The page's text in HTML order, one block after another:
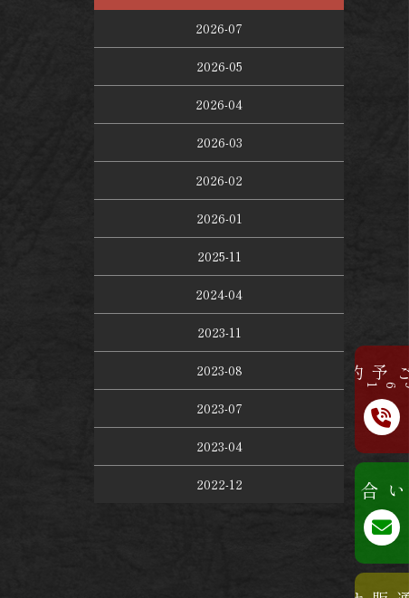
2026-07
2026-05
2026-04
2026-03
2026-02
2026-01
2025-11
2024-04
2023-11
2023-08
2023-07
2023-04
2022-12
ご予約